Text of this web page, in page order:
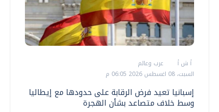
أ ش أ
عرب وعالم
السبت، 08 اغسطس 2026 06:05 م
إسبانيا تعيد فرض الرقابة على حدودها مع إيطاليا
وسط خلاف متصاعد بشأن الهجرة